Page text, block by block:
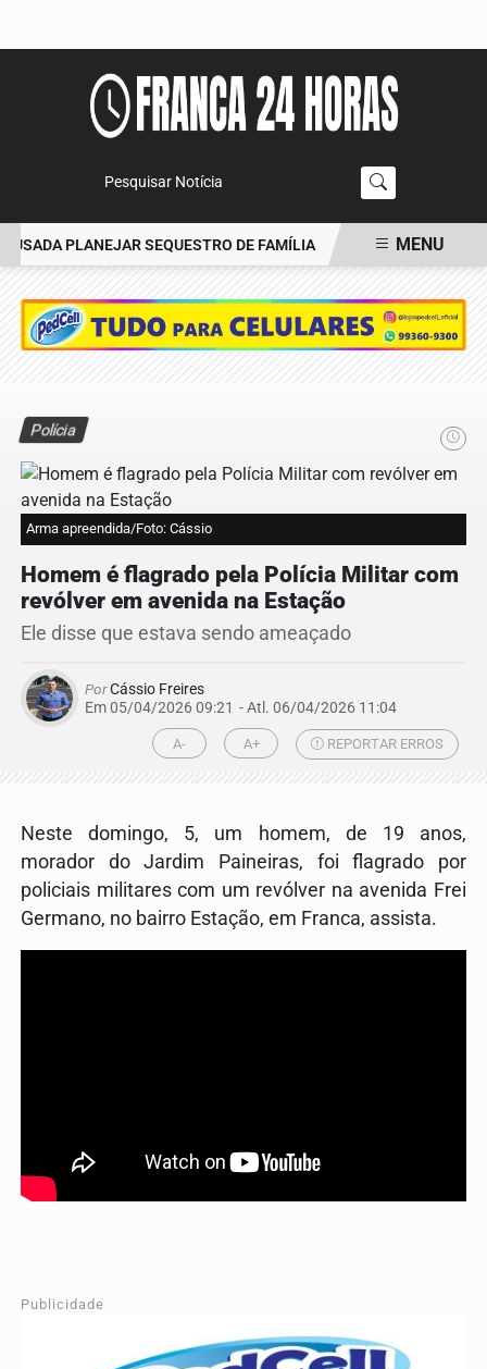
Pesquisar Notícia
PLANEJAR SEQUESTRO DE FAMÍLIA CARRO BATE EM
MENU
Polícia
Arma apreendida/Foto: Cássio
Homem é flagrado pela Polícia Militar com
revólver em avenida na Estação
Ele disse que estava sendo ameaçado
PorCássio Freires
Em 05/04/2026 09:21 - Atl. 06/04/2026 11:04
A- A+ REPORTAR ERROS
Neste domingo, 5, um homem, de 19 anos,
morador do Jardim Paineiras, foi flagrado por
policiais militares com um revólver na avenida Frei
Germano, no bairro Estação, em Franca, assista.
Publicidade